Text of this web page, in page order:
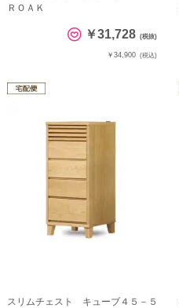
ＲＯＡＫ
￥31,728 (税抜)
￥34,900 (税込)
スリムチェスト キューブ４５－５